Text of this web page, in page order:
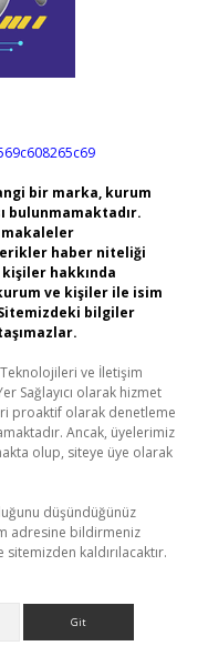
bir marka, kurum
bulunmamaktadır.
makaleler
haber niteliği
hakkında
ve kişiler ile isim
bilgiler
Teknolojileri ve İletişim
Sağlayıcı olarak hizmet
proaktif olarak denetleme
Ancak, üyelerimiz
olup, siteye üye olarak
düşündüğünüz
adresine bildirmeniz
kaldırılacaktır.